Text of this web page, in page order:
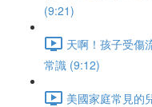
(9:21)
天啊！孩子受傷
常識 (9:12)
美國家庭常見的